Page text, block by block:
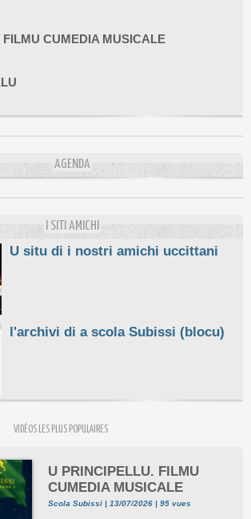
AGENDA
I SITI AMICHI
U situ di i nostri amichi uccittani
l'archivi di a scola Subissi (blocu)
VIDÉOS LES PLUS POPULAIRES
U PRINCIPELLU. FILMU
CUMEDIA MUSICALE
Scola Subissi | 13/07/2026 | 95 vues